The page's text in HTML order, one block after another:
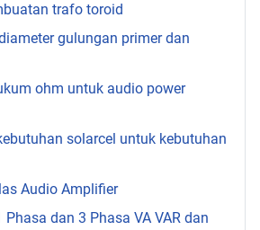
trafo toroid
gulungan primer dan
ohm untuk audio power
solarcel untuk kebutuhan
Audio Amplifier
Phasa dan 3 Phasa VA VAR dan